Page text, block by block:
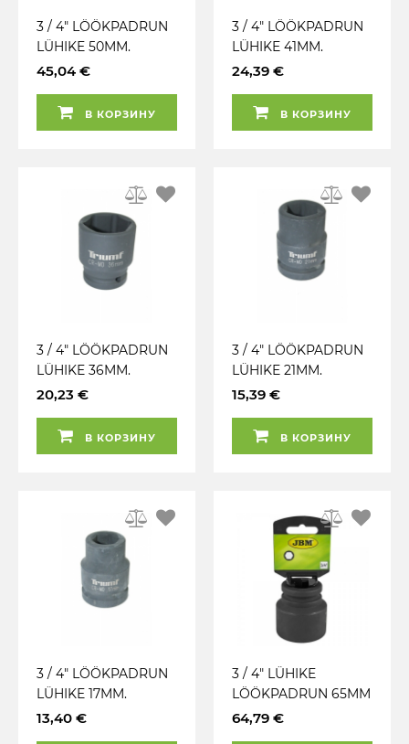
3 / 4" LÖÖKPADRUN
LÜHIKE 50MM.
TRIUMF
45,04 €
В КОРЗИНУ
3 / 4" LÖÖKPADRUN
LÜHIKE 41MM.
TRIUMF
24,39 €
В КОРЗИНУ
3 / 4" LÖÖKPADRUN
LÜHIKE 36MM.
TRIUMF
20,23 €
В КОРЗИНУ
3 / 4" LÖÖKPADRUN
LÜHIKE 21MM.
TRIUMF
15,39 €
В КОРЗИНУ
3 / 4" LÖÖKPADRUN
LÜHIKE 17MM.
TRIUMF
13,40 €
3 / 4" LÜHIKE
LÖÖKPADRUN 65MM
CR-MO
64,79 €